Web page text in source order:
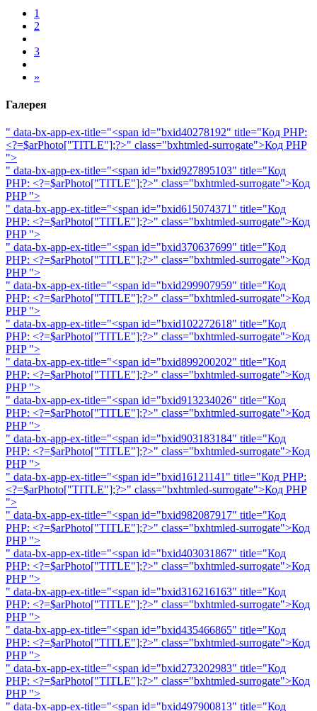
1
2
3
»
Галерея
" data-bx-app-ex-title="<span id="bxid40278192" title="Код PHP:
<?=$arPhoto["TITLE"];?>" class="bxhtmled-surrogate">Код PHP
">
" data-bx-app-ex-title="<span id="bxid927895103" title="Код
PHP: <?=$arPhoto["TITLE"];?>" class="bxhtmled-surrogate">Код
PHP">
" data-bx-app-ex-title="<span id="bxid615074371" title="Код
PHP: <?=$arPhoto["TITLE"];?>" class="bxhtmled-surrogate">Код
PHP">
" data-bx-app-ex-title="<span id="bxid370637699" title="Код
PHP: <?=$arPhoto["TITLE"];?>" class="bxhtmled-surrogate">Код
PHP">
" data-bx-app-ex-title="<span id="bxid299907959" title="Код
PHP: <?=$arPhoto["TITLE"];?>" class="bxhtmled-surrogate">Код
PHP">
" data-bx-app-ex-title="<span id="bxid102272618" title="Код
PHP: <?=$arPhoto["TITLE"];?>" class="bxhtmled-surrogate">Код
PHP">
" data-bx-app-ex-title="<span id="bxid899200202" title="Код
PHP: <?=$arPhoto["TITLE"];?>" class="bxhtmled-surrogate">Код
PHP">
" data-bx-app-ex-title="<span id="bxid913234026" title="Код
PHP: <?=$arPhoto["TITLE"];?>" class="bxhtmled-surrogate">Код
PHP">
" data-bx-app-ex-title="<span id="bxid903183184" title="Код
PHP: <?=$arPhoto["TITLE"];?>" class="bxhtmled-surrogate">Код
PHP">
" data-bx-app-ex-title="<span id="bxid16121141" title="Код PHP:
<?=$arPhoto["TITLE"];?>" class="bxhtmled-surrogate">Код PHP
">
" data-bx-app-ex-title="<span id="bxid982087917" title="Код
PHP: <?=$arPhoto["TITLE"];?>" class="bxhtmled-surrogate">Код
PHP">
" data-bx-app-ex-title="<span id="bxid403031867" title="Код
PHP: <?=$arPhoto["TITLE"];?>" class="bxhtmled-surrogate">Код
PHP">
" data-bx-app-ex-title="<span id="bxid316216163" title="Код
PHP: <?=$arPhoto["TITLE"];?>" class="bxhtmled-surrogate">Код
PHP">
" data-bx-app-ex-title="<span id="bxid435466865" title="Код
PHP: <?=$arPhoto["TITLE"];?>" class="bxhtmled-surrogate">Код
PHP">
" data-bx-app-ex-title="<span id="bxid273202983" title="Код
PHP: <?=$arPhoto["TITLE"];?>" class="bxhtmled-surrogate">Код
PHP">
" data-bx-app-ex-title="<span id="bxid497900813" title="Код